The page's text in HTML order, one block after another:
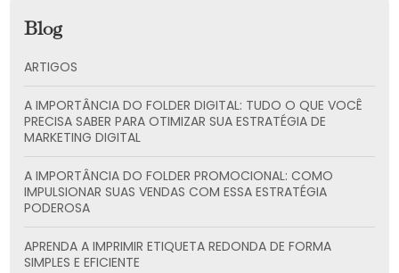
Blog
ARTIGOS
A IMPORTÂNCIA DO FOLDER DIGITAL: TUDO O QUE VOCÊ
PRECISA SABER PARA OTIMIZAR SUA ESTRATÉGIA DE
MARKETING DIGITAL
A IMPORTÂNCIA DO FOLDER PROMOCIONAL: COMO
IMPULSIONAR SUAS VENDAS COM ESSA ESTRATÉGIA
PODEROSA
APRENDA A IMPRIMIR ETIQUETA REDONDA DE FORMA
SIMPLES E EFICIENTE